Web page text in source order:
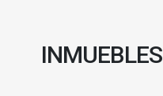
INMUEBLES